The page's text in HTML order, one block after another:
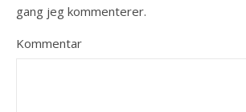
gang jeg kommenterer.
Kommentar